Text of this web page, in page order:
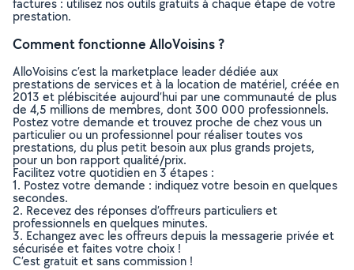
factures : utilisez nos outils gratuits à chaque étape de votre
prestation.
Comment fonctionne AlloVoisins ?
AlloVoisins c’est la marketplace leader dédiée aux
prestations de services et à la location de matériel, créée en
2013 et plébiscitée aujourd’hui par une communauté de plus
de 4,5 millions de membres, dont 300 000 professionnels.
Postez votre demande et trouvez proche de chez vous un
particulier ou un professionnel pour réaliser toutes vos
prestations, du plus petit besoin aux plus grands projets,
pour un bon rapport qualité/prix.
Facilitez votre quotidien en 3 étapes :
1. Postez votre demande : indiquez votre besoin en quelques
secondes.
2. Recevez des réponses d’offreurs particuliers et
professionnels en quelques minutes.
3. Echangez avec les offreurs depuis la messagerie privée et
sécurisée et faites votre choix !
C’est gratuit et sans commission !